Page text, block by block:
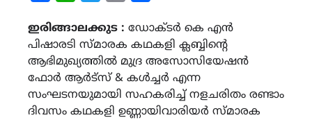
ഇരിങ്ങാലക്കുട : ഡോക്ടർ കെ എൻ
പിഷാരടി സ്മാരക കഥകളി ക്ലബ്ബിന്‍റെ
ആഭിമുഖ്യത്തിൽ മുദ്ര അസോസിയേഷൻ
ഫോർ ആർട്സ് & കൾച്ചർ എന്ന
സംഘടനയുമായി സഹകരിച്ച് നളചരിതം രണ്ടാം
ദിവസം കഥകളി ഉണ്ണായിവാരിയർ സ്മാരക